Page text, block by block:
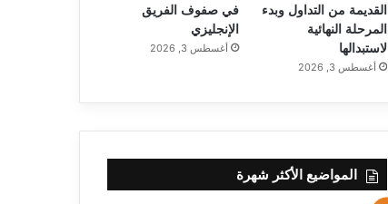
القديمة من التداول وبدء
المرحلة النهائية
لاستبدالها
أغسطس 3, 2026
في صفوف الفريق
الإنجليزي
أغسطس 3, 2026
المواضيع الأكثر شهرة